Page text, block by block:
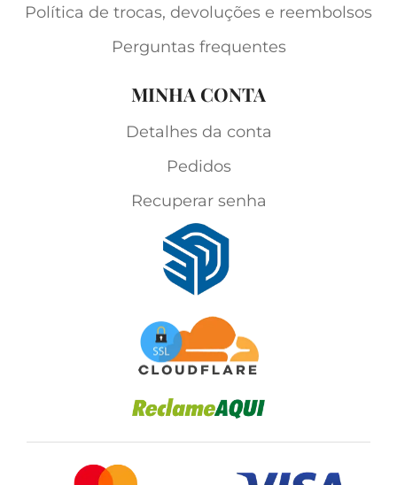
Política de trocas, devoluções e reembolsos
Perguntas frequentes
MINHA CONTA
Detalhes da conta
Pedidos
Recuperar senha